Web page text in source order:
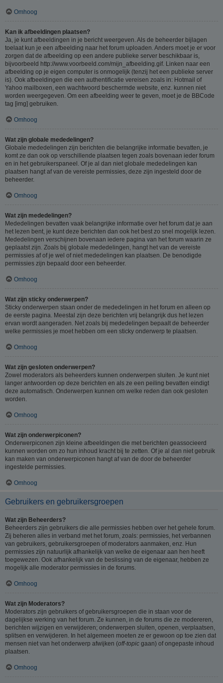
Omhoog
Kan ik afbeeldingen plaatsen?
Ja, je kunt afbeeldingen in je bericht weergeven. Als de beheerder bijlagen
toelaat kun je een afbeelding naar het forum uploaden. Anders moet je er voor
zorgen dat de afbeelding op een andere publieke server beschikbaar is,
bijvoorbeeld http://www.voorbeeld.com/mijn_afbeelding.gif. Linken naar een
afbeelding op je eigen computer is onmogelijk (tenzij het een publieke server
is). Ook afbeeldingen die een authentificatie vereisen zoals in: Hotmail of
Yahoo mailboxen, een wachtwoord beschermde website, enz. kunnen niet
worden weergegeven. Om een afbeelding weer te geven, moet je de BBCode
tag [img] gebruiken.
Omhoog
Wat zijn globale mededelingen?
Globale mededelingen zijn berichten die belangrijke informatie bevatten, je
komt ze dan ook op verschillende plaatsen tegen zoals bovenaan ieder forum
en in het gebruikerspaneel. Of je al dan niet globale mededelingen kan
plaatsen hangt af van de vereiste permissies, deze zijn ingesteld door de
beheerder.
Omhoog
Wat zijn mededelingen?
Mededelingen bevatten vaak belangrijke informatie over het forum dat je aan
het lezen bent, je kunt deze berichten dan ook het best zo snel mogelijk lezen.
Mededelingen verschijnen bovenaan iedere pagina van het forum waarin ze
geplaatst zijn. Zoals bij globale mededelingen, hangt het van de vereiste
permissies af of je wel of niet mededelingen kan plaatsen. De benodigde
permissies zijn bepaald door een beheerder.
Omhoog
Wat zijn sticky onderwerpen?
Sticky onderwerpen staan onder de mededelingen in het forum en alleen op
de eerste pagina. Meestal zijn deze berichten vrij belangrijk dus het lezen
ervan wordt aangeraden. Net zoals bij mededelingen bepaalt de beheerder
welke permissies je moet hebben om een sticky onderwerp te plaatsen.
Omhoog
Wat zijn gesloten onderwerpen?
Zowel moderators als beheerders kunnen onderwerpen sluiten. Je kunt niet
langer antwoorden op deze berichten en als ze een peiling bevatten eindigt
deze automatisch. Onderwerpen kunnen om welke reden dan ook gesloten
worden.
Omhoog
Wat zijn onderwerpiconen?
Onderwerpiconen zijn kleine afbeeldingen die met berichten geassocieerd
kunnen worden om zo hun inhoud kracht bij te zetten. Of je al dan niet gebruik
kan maken van onderwerpiconen hangt af van de door de beheerder
ingestelde permissies.
Omhoog
Gebruikers en gebruikersgroepen
Wat zijn Beheerders?
Beheerders zijn gebruikers die alle permissies hebben over het gehele forum.
Zij beheren alles in verband met het forum, zoals: permissies, het verbannen
van gebruikers, gebruikersgroepen of moderators aanmaken, enz. Hun
permissies zijn natuurlijk afhankelijk van welke de eigenaar aan hen heeft
toegewezen. Ook afhankelijk van de beslissing van de eigenaar, hebben ze
mogelijk alle moderator permissies in de forums.
Omhoog
Wat zijn Moderators?
Moderators zijn gebruikers of gebruikersgroepen die in staan voor de
dagelijkse werking van het forum. Ze kunnen, in de forums die ze modereren,
berichten wijzigen en verwijderen; onderwerpen sluiten, openen, verplaatsen,
splitsen en verwijderen. In het algemeen moeten ze er gewoon op toe zien dat
mensen niet van het onderwerp afwijken (off-topic gaan) of ongepaste inhoud
plaatsen.
Omhoog